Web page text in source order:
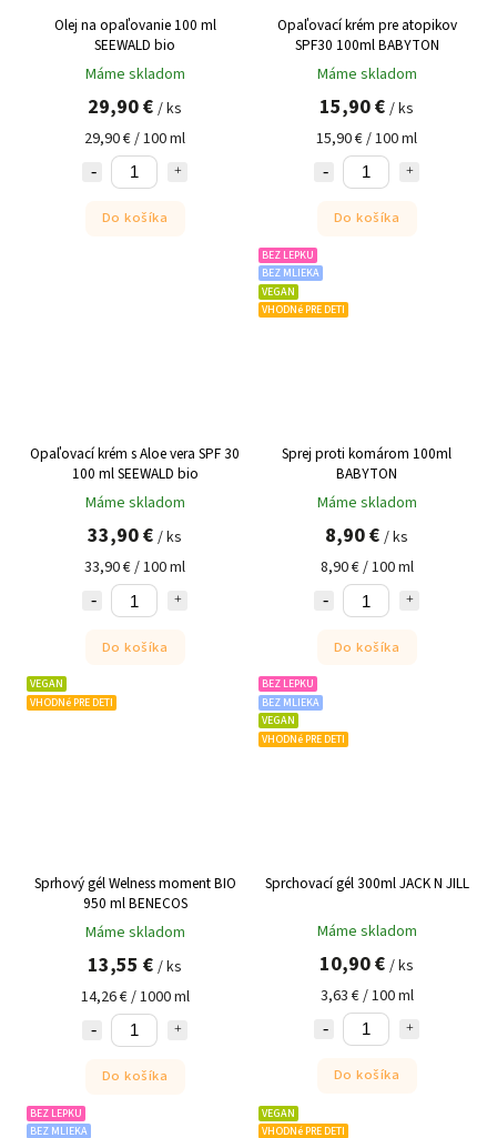
Olej na opaľovanie 100 ml
SEEWALD bio
Máme skladom
29,90 € / ks
29,90 € / 100 ml
Do košíka
Opaľovací krém pre atopikov
SPF30 100ml BABYTON
Máme skladom
15,90 € / ks
15,90 € / 100 ml
Do košíka
Opaľovací krém s Aloe vera SPF 30
100 ml SEEWALD bio
Máme skladom
33,90 € / ks
33,90 € / 100 ml
Do košíka
BEZ LEPKU
BEZ MLIEKA
VEGAN
VHODNé PRE DETI
Sprej proti komárom 100ml
BABYTON
Máme skladom
8,90 € / ks
8,90 € / 100 ml
Do košíka
VEGAN
VHODNé PRE DETI
Sprhový gél Welness moment BIO
950 ml BENECOS
Máme skladom
13,55 € / ks
14,26 € / 1000 ml
Do košíka
BEZ LEPKU
BEZ MLIEKA
VEGAN
VHODNé PRE DETI
Sprchovací gél 300ml JACK N JILL
Máme skladom
10,90 € / ks
3,63 € / 100 ml
Do košíka
BEZ LEPKU
BEZ MLIEKA
VEGAN
VHODNé PRE DETI